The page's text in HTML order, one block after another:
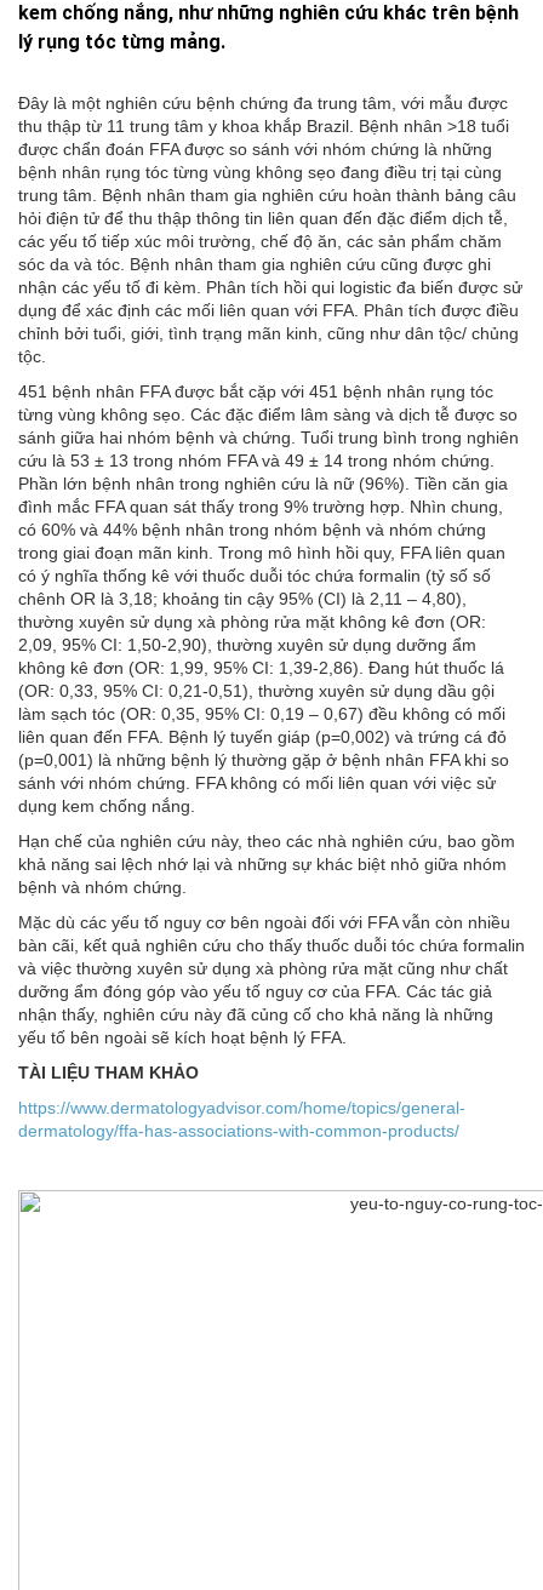
kem chống nắng, như những nghiên cứu khác trên bệnh
lý rụng tóc từng mảng.
Đây là một nghiên cứu bệnh chứng đa trung tâm, với mẫu được
thu thập từ 11 trung tâm y khoa khắp Brazil. Bệnh nhân >18 tuổi
được chẩn đoán FFA được so sánh với nhóm chứng là những
bệnh nhân rụng tóc từng vùng không sẹo đang điều trị tại cùng
trung tâm. Bệnh nhân tham gia nghiên cứu hoàn thành bảng câu
hỏi điện tử để thu thập thông tin liên quan đến đặc điểm dịch tễ,
các yếu tố tiếp xúc môi trường, chế độ ăn, các sản phẩm chăm
sóc da và tóc. Bệnh nhân tham gia nghiên cứu cũng được ghi
nhận các yếu tố đi kèm. Phân tích hồi qui logistic đa biến được sử
dụng để xác định các mối liên quan với FFA. Phân tích được điều
chỉnh bởi tuổi, giới, tình trạng mãn kinh, cũng như dân tộc/ chủng
tộc.
451 bệnh nhân FFA được bắt cặp với 451 bệnh nhân rụng tóc
từng vùng không sẹo. Các đặc điểm lâm sàng và dịch tễ được so
sánh giữa hai nhóm bệnh và chứng. Tuổi trung bình trong nghiên
cứu là 53 ± 13 trong nhóm FFA và 49 ± 14 trong nhóm chứng.
Phần lớn bệnh nhân trong nghiên cứu là nữ (96%). Tiền căn gia
đình mắc FFA quan sát thấy trong 9% trường hợp. Nhìn chung,
có 60% và 44% bệnh nhân trong nhóm bệnh và nhóm chứng
trong giai đoạn mãn kinh. Trong mô hình hồi quy, FFA liên quan
có ý nghĩa thống kê với thuốc duỗi tóc chứa formalin (tỷ số số
chênh OR là 3,18; khoảng tin cậy 95% (CI) là 2,11 – 4,80),
thường xuyên sử dụng xà phòng rửa mặt không kê đơn (OR:
2,09, 95% CI: 1,50-2,90), thường xuyên sử dụng dưỡng ẩm
không kê đơn (OR: 1,99, 95% CI: 1,39-2,86). Đang hút thuốc lá
(OR: 0,33, 95% CI: 0,21-0,51), thường xuyên sử dụng dầu gội
làm sạch tóc (OR: 0,35, 95% CI: 0,19 – 0,67) đều không có mối
liên quan đến FFA. Bệnh lý tuyến giáp (p=0,002) và trứng cá đỏ
(p=0,001) là những bệnh lý thường gặp ở bệnh nhân FFA khi so
sánh với nhóm chứng. FFA không có mối liên quan với việc sử
dụng kem chống nắng.
Hạn chế của nghiên cứu này, theo các nhà nghiên cứu, bao gồm
khả năng sai lệch nhớ lại và những sự khác biệt nhỏ giữa nhóm
bệnh và nhóm chứng.
Mặc dù các yếu tố nguy cơ bên ngoài đối với FFA vẫn còn nhiều
bàn cãi, kết quả nghiên cứu cho thấy thuốc duỗi tóc chứa formalin
và việc thường xuyên sử dụng xà phòng rửa mặt cũng như chất
dưỡng ẩm đóng góp vào yếu tố nguy cơ của FFA. Các tác giả
nhận thấy, nghiên cứu này đã củng cố cho khả năng là những
yếu tố bên ngoài sẽ kích hoạt bệnh lý FFA.
TÀI LIỆU THAM KHẢO
https://www.dermatologyadvisor.com/home/topics/general-
dermatology/ffa-has-associations-with-common-products/